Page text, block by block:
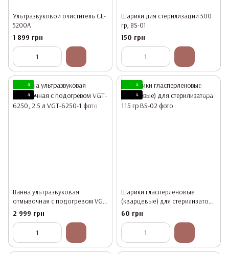
Ультразвуковой очиститель CE-
5200A
1 899 грн
Шарики для стерилизации 500
гр, BS-01
150 грн
4
4
Ванна ультразвуковая
отмывочная с подогревом VGT-
6250, 2.5 л
2 999 грн
4
4
Шарики гласперленовые
(кварцевые) для стерилизатора
115 гр
60 грн